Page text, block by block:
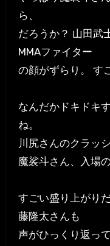
ら、
だろうか？ 山田武
MMAファイター
の顔がずらり。 す
なんだかドキドキ
ね。
川尻さんのクラッ
魔裟斗さん、入場
すごい盛り上がり
藤隆太さんも
声がひっくり返っ